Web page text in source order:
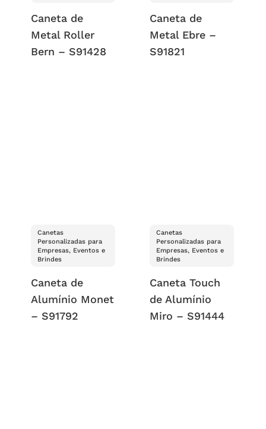
Caneta de
Metal Roller
Bern – S91428
Caneta de
Metal Ebre –
S91821
Canetas
Personalizadas para
Empresas, Eventos e
Brindes
Caneta de
Alumínio Monet
– S91792
Canetas
Personalizadas para
Empresas, Eventos e
Brindes
Caneta Touch
de Alumínio
Miro – S91444